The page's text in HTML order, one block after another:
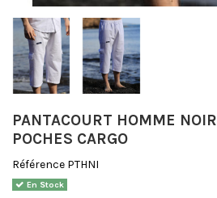
PANTACOURT HOMME NOIR
POCHES CARGO
Référence PTHNI
En Stock